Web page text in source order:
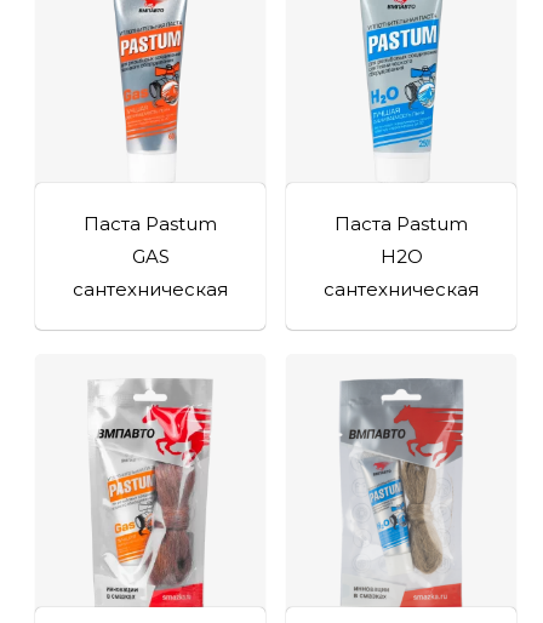
Паста Pastum
GAS
сантехническая
Паста Pastum
H2O
сантехническая